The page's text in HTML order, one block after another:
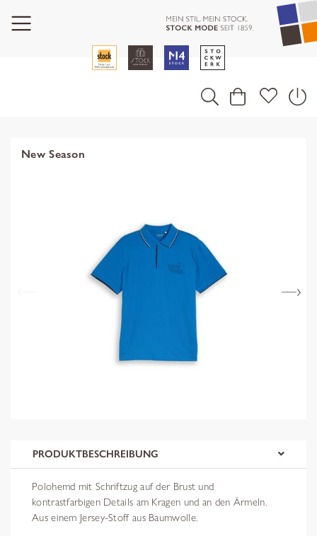
New Season
PRODUKTBESCHREIBUNG
Polohemd mit Schriftzug auf der Brust und
kontrastfarbigen Details am Kragen und an den Ärmeln.
Aus einem Jersey-Stoff aus Baumwolle.